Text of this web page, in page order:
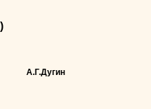
А.Г.Дугин